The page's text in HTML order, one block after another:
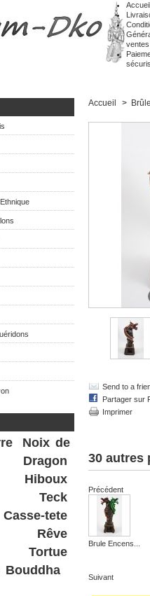
Accueil
ventes
Noix de
Dragon
Hiboux
Teck
Casse-tete
Rêve
Tortue
Bouddha
Accueil >
Send to a
Partager sur
Imprimer
30 autres
Précédent
Brule Encens...
Suivant